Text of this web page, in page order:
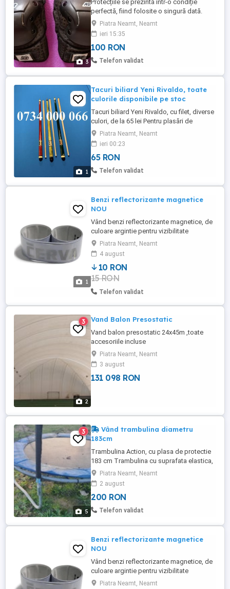
3
Protecțiile se prezintă într-o condiție
perfectă, fiind folosite o singură dată.
Sunt confortabile, moi, bine aerisite.
Prezintă la zona de impact principală o
ușoară amortizare.
Piatra Neamt, Neamt
ieri 15:35
100 RON
Telefon validat
1
Tacuri biliard Yeni Rivaldo, toate
culorile disponibile pe stoc
Tacuri biliard Yeni Rivaldo, cu filet, diverse
culori, de la 65 lei Pentru plasări de
comenzi pentru accesorii biliard sau
închirieri și reparații mese biliard apelați la
.
Piatra Neamt, Neamt
ieri 00:23
65 RON
Telefon validat
1
Benzi reflectorizante magnetice
NOU
Vând benzi reflectorizante magnetice, de
culoare argintie pentru vizibilitate
crescută, recomandate noaptea sau la
umbra. Util pentru bicicliști, moto sau
sporturi de iarnă etc. Lungime 30 cm buc.
Un produs NOU, modern, calitativ, durabil
și practic utilizatorului. Prețul (fix) este de
numai 10 de lei. ...
Piatra Neamt, Neamt
4 august
10 RON
15 RON
Telefon validat
2
3 Vand Balon Presostatic
Vand balon presostatic 24x45m ,toate
accesoriile incluse
Piatra Neamt, Neamt
3 august
131 098 RON
5
3
Vând trambulina diametru
183cm
Trambulina Action, cu plasa de protectie
183 cm Trambulina cu suprafata elastica,
diametrul de 183 cml. Ideala pentru a fi
folosita in curte, fiind foarte rezistenta apa
si UV. - Extra siguranta: Pentru siguranta
sporita, stalpii de sustinerea plasei nu
ating pamantul; - Extra calitate: Materialul
Piatra Neamt, Neamt
2 august
200 RON
Telefon validat
Benzi reflectorizante magnetice
NOU
Vând benzi reflectorizante magnetice, de
culoare argintie pentru vizibilitate
crescută, recomandate noaptea sau la
Piatra Neamt, Neamt